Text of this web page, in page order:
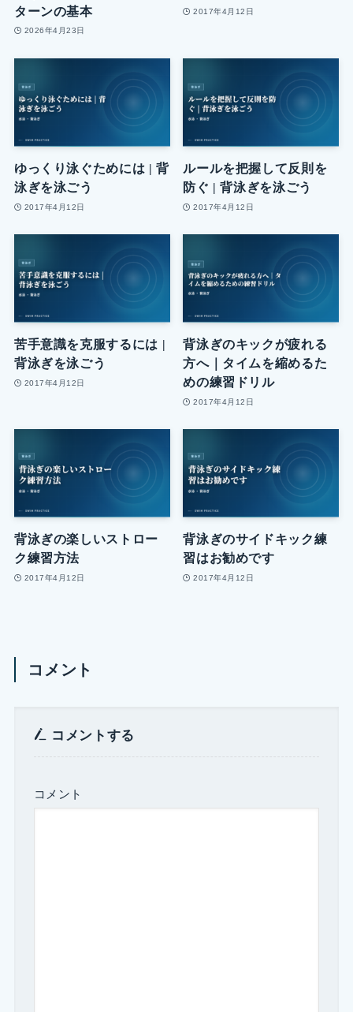
ターンの基本
2026年4月23日
2017年4月12日
ゆっくり泳ぐためには | 背
泳ぎを泳ごう
2017年4月12日
ルールを把握して反則を
防ぐ | 背泳ぎを泳ごう
2017年4月12日
苦手意識を克服するには |
背泳ぎを泳ごう
2017年4月12日
背泳ぎのキックが疲れる
方へ｜タイムを縮めるた
めの練習ドリル
2017年4月12日
背泳ぎの楽しいストロー
ク練習方法
2017年4月12日
背泳ぎのサイドキック練
習はお勧めです
2017年4月12日
コメント
コメントする
コメント